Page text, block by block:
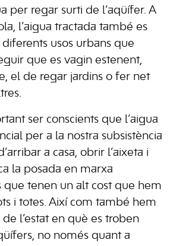
per regar surti de l’aqüífer. A
l’aigua tractada també es
usos urbans que
que es vagin estenent,
el de regar jardins o fer net
ser conscients que l’aigua
per a la nostra subsistència
a casa, obrir l’aixeta i
la posada en marxa
que tenen un alt cost que hem
i totes. Així com també hem
l’estat en què es troben
no només quant a